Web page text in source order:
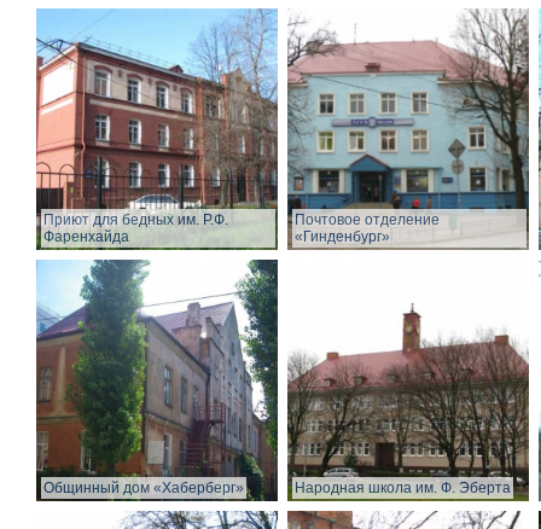
Приют для бедных им. Р.Ф.
Фаренхайда
Почтовое отделение
«Гинденбург»
Общинный дом «Хаберберг» Народная школа им. Ф. Эберта